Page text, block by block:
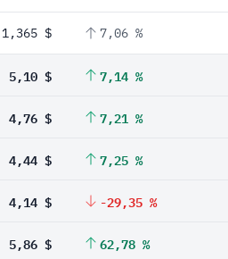
1,365 $ 7,06 %
5,10 $ 7,14 %
4,76 $ 7,21 %
4,44 $ 7,25 %
4,14 $ -29,35 %
5,86 $ 62,78 %